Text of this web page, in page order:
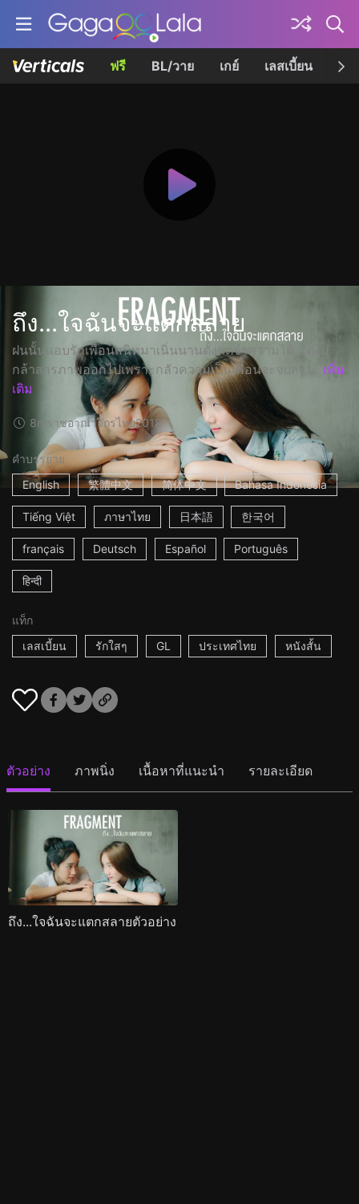
ฟรี BL/วาย เกย์ เลสเบี้ยน เค
ถึง...ใจฉันจะแตกสลาย
ฝนนั้นแอบรักเพื่อนสนิทมาเนิ่นนานตั้งแต่จำความได้ แต่ไม่
กล้าสารภาพออกไปเพราะกลัวความเป็นเพื่อนจะจบลง ...
เพิ่ม
เติม
8m ราชอาณาจักรไทย2018
คำบรรยาย
English
繁體中文 简体中文 Bahasa Indonesia
Tiếng Việt ภาษาไทย 日本語 한국어
français Deutsch Español Português
हिन्दी
แท็ก
เลสเบี้ยน
รักใสๆ GL ประเทศไทย หนังสั้น
ตัวอย่าง ภาพนิ่ง เนื้อหาที่แนะนำ รายละเอียด
ถึง...ใจฉันจะแตกสลายตัวอย่าง